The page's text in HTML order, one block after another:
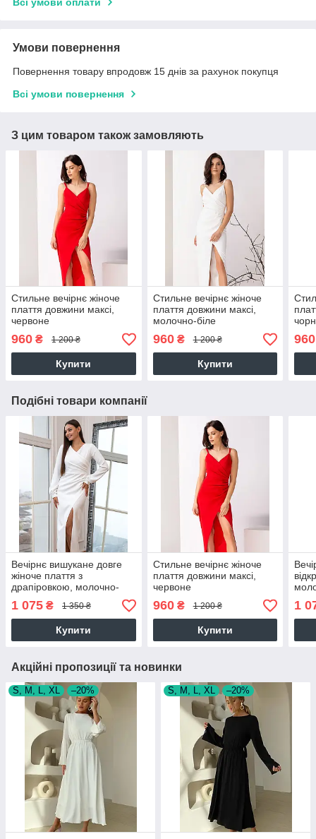
Умови повернення
Повернення товару впродовж 15 днів за рахунок покупця
Всі умови повернення
З цим товаром також замовляють
Стильне вечірнє жіноче
плаття довжини максі,
червоне
960 ₴ 1 200 ₴
Купити
Стильне вечірнє жіноче
плаття довжини максі,
молочно-біле
960₴ 1 200 ₴
Купити
960
Подібні товари компанії
Вечірнє вишукане довге
жіноче плаття з
драпіровкою, молочно-
1 075 ₴ 1 350 ₴
Купити
Стильне вечірнє жіноче
плаття довжини максі,
червоне
960₴ 1 200 ₴
Купити
1
Акційні пропозиції та новинки
S, M, L, XL –20% S, M, L, XL –20%